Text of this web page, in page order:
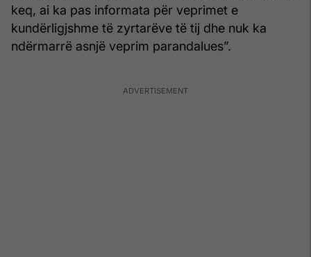
keq, ai ka pas informata për veprimet e
kundërligjshme të zyrtarëve të tij dhe nuk ka
ndërmarrë asnjë veprim parandalues”.